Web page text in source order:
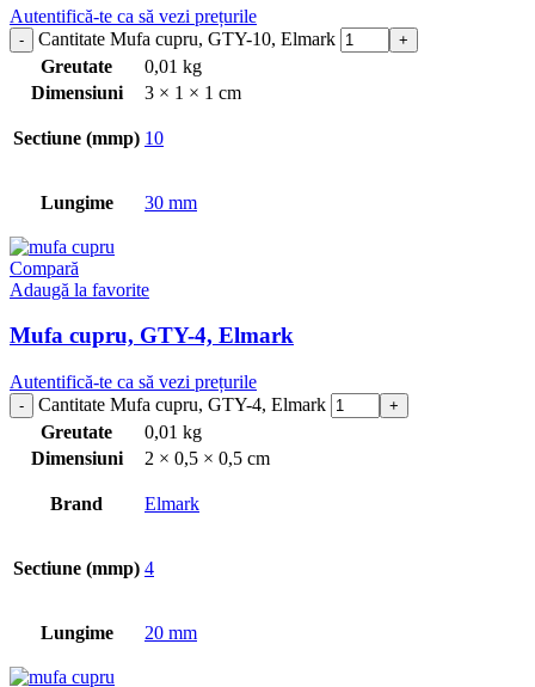
Autentifică-te ca să vezi prețurile
Cantitate Mufa cupru, GTY-10, Elmark
Greutate
0,01 kg
Dimensiuni
3 × 1 × 1 cm
Sectiune (mmp) 10
Lungime 30 mm
Compară
Adaugă la favorite
Mufa cupru, GTY-4, Elmark
Autentifică-te ca să vezi prețurile
Cantitate Mufa cupru, GTY-4, Elmark
Greutate
0,01 kg
Dimensiuni
2 × 0,5 × 0,5 cm
Brand Elmark
Sectiune (mmp) 4
Lungime 20 mm